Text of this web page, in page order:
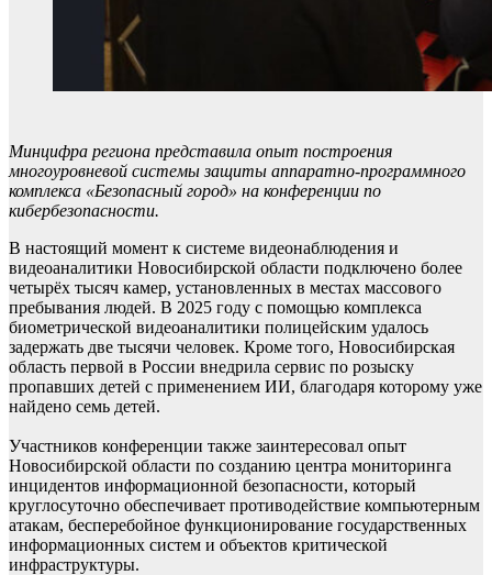
Минцифра региона представила опыт построения
многоуровневой системы защиты аппаратно-программного
комплекса «Безопасный город» на конференции по
кибербезопасности.
В настоящий момент к системе видеонаблюдения и
видеоаналитики Новосибирской области подключено более
четырёх тысяч камер, установленных в местах массового
пребывания людей. В 2025 году с помощью комплекса
биометрической видеоаналитики полицейским удалось
задержать две тысячи человек. Кроме того, Новосибирская
область первой в России внедрила сервис по розыску
пропавших детей с применением ИИ, благодаря которому уже
найдено семь детей.
Участников конференции также заинтересовал опыт
Новосибирской области по созданию центра мониторинга
инцидентов информационной безопасности, который
круглосуточно обеспечивает противодействие компьютерным
атакам, бесперебойное функционирование государственных
информационных систем и объектов критической
инфраструктуры.